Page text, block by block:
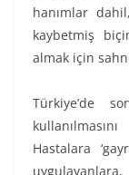
hanımlar
kaybetmiş
almak için
Türkiye’de
Hastalara